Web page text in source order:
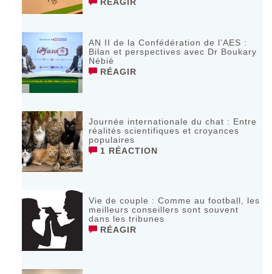
AN II de la Confédération de l’AES :
Bilan et perspectives avec Dr Boukary
Nébié
RÉAGIR
Journée internationale du chat : Entre
réalités scientifiques et croyances
populaires
1 RÉACTION
Vie de couple : Comme au football, les
meilleurs conseillers sont souvent
dans les tribunes
RÉAGIR